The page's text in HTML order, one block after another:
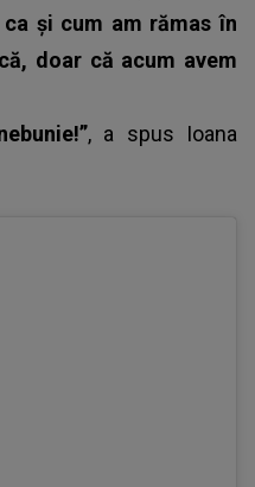
și cum am rămas în
doar că acum avem
, a spus Ioana